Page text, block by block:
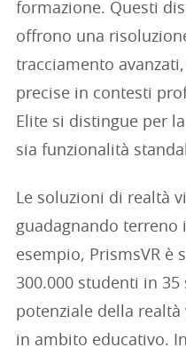
formazione. Questi
offrono una
tracciamento
precise in contesti
Elite si distingue per
sia funzionalità
Le soluzioni di realtà
guadagnando terreno
esempio, PrismsVR è
300.000 studenti in
potenziale della
in ambito educativo.